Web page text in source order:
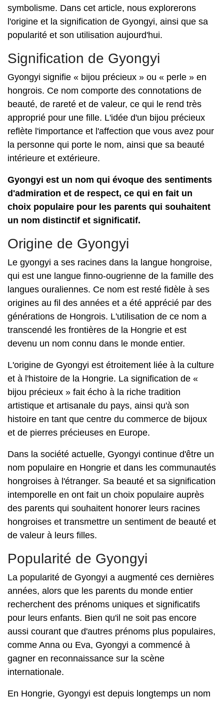
symbolisme. Dans cet article, nous explorerons
l'origine et la signification de Gyongyi, ainsi que sa
popularité et son utilisation aujourd'hui.
Signification de Gyongyi
Gyongyi signifie « bijou précieux » ou « perle » en
hongrois. Ce nom comporte des connotations de
beauté, de rareté et de valeur, ce qui le rend très
approprié pour une fille. L'idée d'un bijou précieux
reflète l'importance et l'affection que vous avez pour
la personne qui porte le nom, ainsi que sa beauté
intérieure et extérieure.
Gyongyi est un nom qui évoque des sentiments
d'admiration et de respect, ce qui en fait un
choix populaire pour les parents qui souhaitent
un nom distinctif et significatif.
Origine de Gyongyi
Le gyongyi a ses racines dans la langue hongroise,
qui est une langue finno-ougrienne de la famille des
langues ouraliennes. Ce nom est resté fidèle à ses
origines au fil des années et a été apprécié par des
générations de Hongrois. L'utilisation de ce nom a
transcendé les frontières de la Hongrie et est
devenu un nom connu dans le monde entier.
L'origine de Gyongyi est étroitement liée à la culture
et à l'histoire de la Hongrie. La signification de «
bijou précieux » fait écho à la riche tradition
artistique et artisanale du pays, ainsi qu'à son
histoire en tant que centre du commerce de bijoux
et de pierres précieuses en Europe.
Dans la société actuelle, Gyongyi continue d'être un
nom populaire en Hongrie et dans les communautés
hongroises à l'étranger. Sa beauté et sa signification
intemporelle en ont fait un choix populaire auprès
des parents qui souhaitent honorer leurs racines
hongroises et transmettre un sentiment de beauté et
de valeur à leurs filles.
Popularité de Gyongyi
La popularité de Gyongyi a augmenté ces dernières
années, alors que les parents du monde entier
recherchent des prénoms uniques et significatifs
pour leurs enfants. Bien qu'il ne soit pas encore
aussi courant que d'autres prénoms plus populaires,
comme Anna ou Eva, Gyongyi a commencé à
gagner en reconnaissance sur la scène
internationale.
En Hongrie, Gyongyi est depuis longtemps un nom